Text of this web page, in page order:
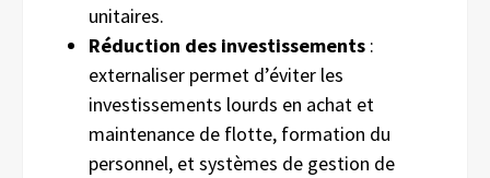
unitaires.
Réduction des investissements :
externaliser permet d’éviter les
investissements lourds en achat et
maintenance de flotte, formation du
personnel, et systèmes de gestion de